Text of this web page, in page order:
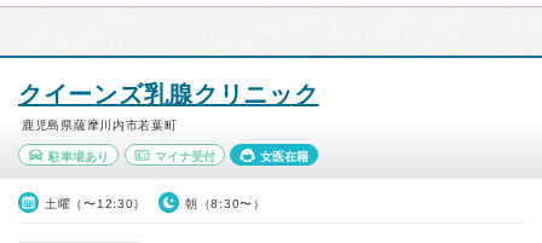
クイーンズ乳腺クリニック
鹿児島県薩摩川内市若葉町
駐車場あり マイナ受付 女医在籍
土曜（〜12:30） 朝（8:30〜）